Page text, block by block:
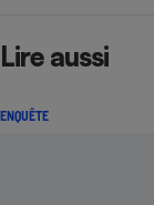
Lire aussi
ENQUÊTE